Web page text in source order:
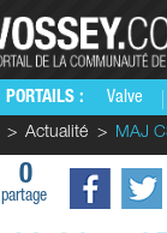
PORTAILS : Valve
Actualité MAJ
0
partage